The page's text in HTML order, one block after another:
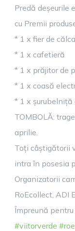
Predă deșeurile
cu Premii
* 1 x fier de
* 1 x cafetieră
* 1 x prăjitor de
* 1 x coasă
* 1 x șurubelniță
TOMBOLĂ:
aprilie.
Toți câștigătorii
intra în posesia
Organizatorii
RoEcollect, ADI
Împreună
#viitorverde